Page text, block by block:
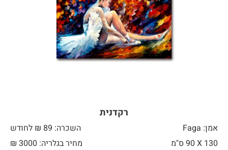
רקדנית
אמן: Faga
השכרה: 89 ₪ לחודש
130 X
מחיר בגלריה: 3000 ₪